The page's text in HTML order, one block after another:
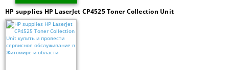
HP supplies HP LaserJet CP4525 Toner Collection Unit